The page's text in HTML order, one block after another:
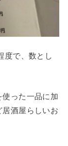
度で、数とし
った一品に加
酒屋らしいお